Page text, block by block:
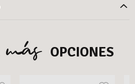
más OPCIONES